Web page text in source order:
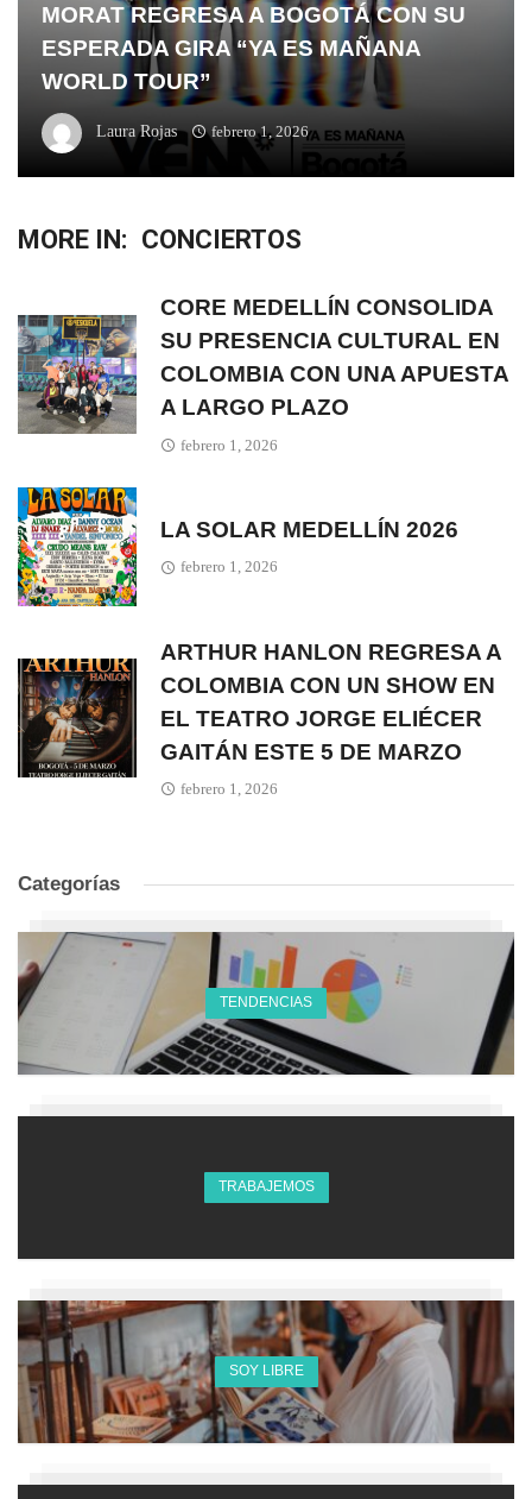
MORAT REGRESA A BOGOTÁ CON SU
ESPERADA GIRA “YA ES MAÑANA
WORLD TOUR”
Laura Rojas febrero 1, 2026
MORE IN: CONCIERTOS
CORE MEDELLÍN CONSOLIDA
SU PRESENCIA CULTURAL EN
COLOMBIA CON UNA APUESTA
A LARGO PLAZO
febrero 1, 2026
LA SOLAR MEDELLÍN 2026
febrero 1, 2026
ARTHUR HANLON REGRESA A
COLOMBIA CON UN SHOW EN
EL TEATRO JORGE ELIÉCER
GAITÁN ESTE 5 DE MARZO
febrero 1, 2026
Categorías
TENDENCIAS
TRABAJEMOS
SOY LIBRE